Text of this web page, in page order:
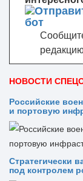
НОВОСТИ
Российские
и портовую
Стратегически
под контролем